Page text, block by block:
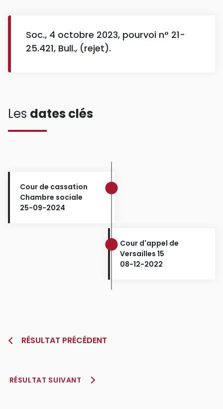
Soc., 4 octobre 2023, pourvoi n° 21-
25.421, Bull., (rejet).
Les dates clés
Cour de cassation
Chambre sociale
25-09-2024
Cour d'appel de
Versailles 15
08-12-2022
RÉSULTAT PRÉCÉDENT
RÉSULTAT SUIVANT